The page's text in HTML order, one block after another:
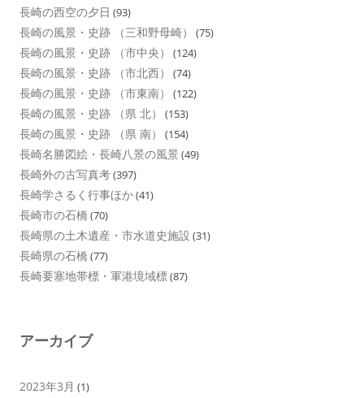
長崎の西空の夕日 (93)
長崎の風景・史跡 （三和野母崎） (75)
長崎の風景・史跡 （市中央） (124)
長崎の風景・史跡 （市北西） (74)
長崎の風景・史跡 （市東南） (122)
長崎の風景・史跡 （県 北） (153)
長崎の風景・史跡 （県 南） (154)
長崎名勝図絵・長崎八景の風景 (49)
長崎外の古写真考(397)
長崎学さるく行事ほか(41)
長崎市の石橋 (70)
長崎県の土木遺産・市水道史施設 (31)
長崎県の石橋 (77)
長崎要塞地帯標・軍港境域標(87)
アーカイブ
2023年3月 (1)